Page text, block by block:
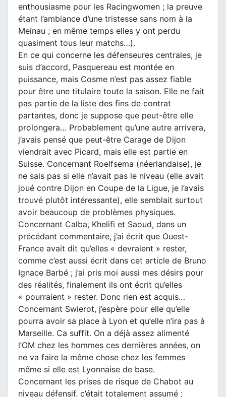
enthousiasme pour les Racingwomen ; la preuve
étant l’ambiance d’une tristesse sans nom à la
Meinau ; en même temps elles y ont perdu
quasiment tous leur matchs…).
En ce qui concerne les défenseures centrales, je
suis d’accord, Pasquereau est montée en
puissance, mais Cosme n’est pas assez fiable
pour être une titulaire toute la saison. Elle ne fait
pas partie de la liste des fins de contrat
partantes, donc je suppose que peut-être elle
prolongera… Probablement qu’une autre arrivera,
j’avais pensé que peut-être Carage de Dijon
viendrait avec Picard, mais elle est partie en
Suisse. Concernant Roelfsema (néerlandaise), je
ne sais pas si elle n’avait pas le niveau (elle avait
joué contre Dijon en Coupe de la Ligue, je l’avais
trouvé plutôt intéressante), elle semblait surtout
avoir beaucoup de problèmes physiques.
Concernant Calba, Khelifi et Saoud, dans un
précédant commentaire, j’ai écrit que Ouest-
France avait dit qu’elles « devraient » rester,
comme c’est aussi écrit dans cet article de Bruno
Ignace Barbé ; j’ai pris moi aussi mes désirs pour
des réalités, finalement ils ont écrit qu’elles
« pourraient » rester. Donc rien est acquis…
Concernant Swierot, j’espère pour elle qu’elle
pourra avoir sa place à Lyon et qu’elle n’ira pas à
Marseille. Ca suffit. On a déjà assez alimenté
l’OM chez les hommes ces dernières années, on
ne va faire la même chose chez les femmes
même si elle est Lyonnaise de base.
Concernant les prises de risque de Chabot au
niveau défensif, c’était totalement assumé ;